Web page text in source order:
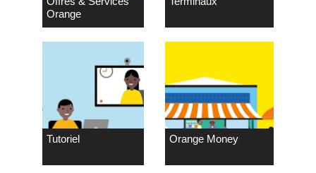
Orange
Tutoriel Orange Money